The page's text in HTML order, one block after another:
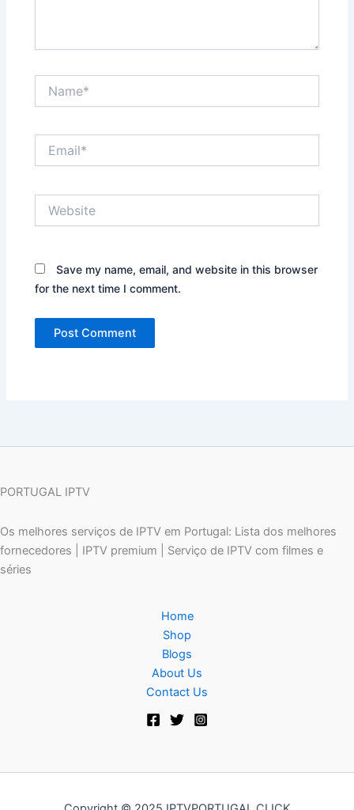
Save my name, email, and website in this browser
for the next time I comment.
PORTUGAL IPTV
Os melhores serviços de IPTV em Portugal: Lista dos melhores
fornecedores | IPTV premium | Serviço de IPTV com filmes e
séries
Home
Shop
Blogs
About Us
Contact Us